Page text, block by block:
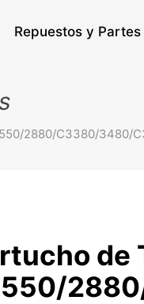
Repuestos y Partes
2880/C3380/3480/
de